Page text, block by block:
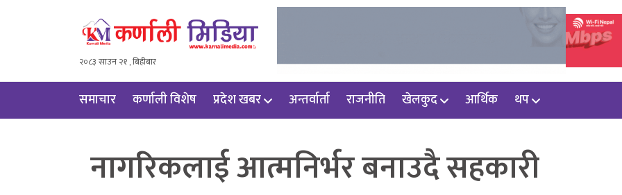
२०८३ साउन २१ , बिहीबार
समाचार कर्णाली विशेष प्रदेश खबर अन्तर्वार्ता राजनीति खेलकुद आर्थिक थप
नागरिकलाई आत्मनिर्भर बनाउदै सहकारी